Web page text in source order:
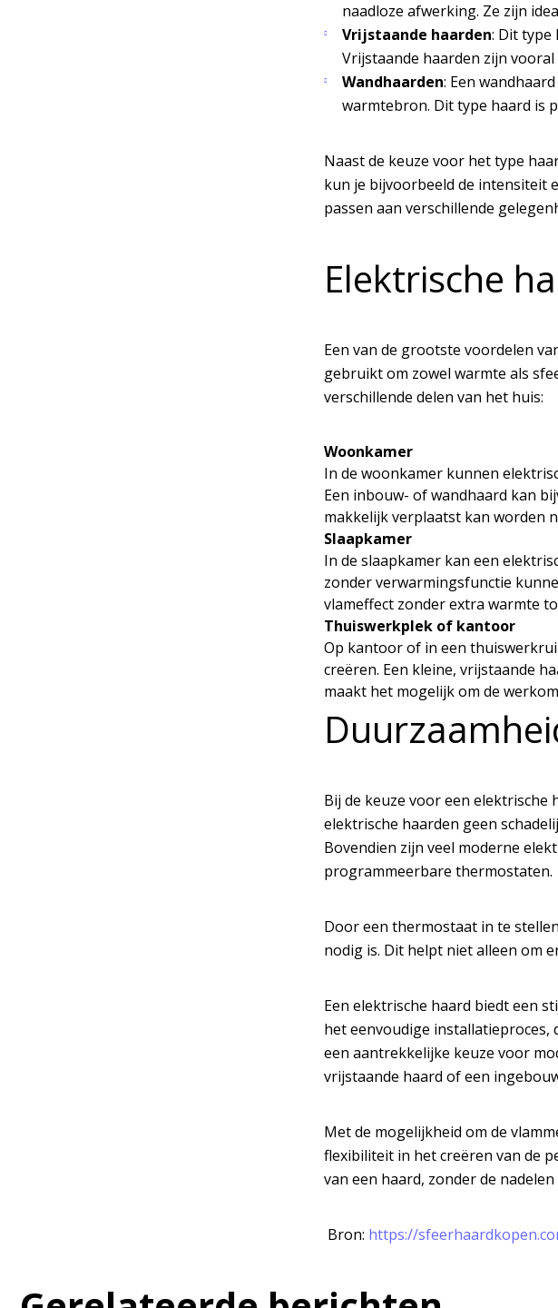
naadloze afwerking. Ze zijn
Vrijstaande haarden: Dit type
Vrijstaande haarden zijn
Wandhaarden: Een
warmtebron. Dit type haard is
Naast de keuze voor het type
kun je bijvoorbeeld de intensiteit
passen aan verschillende
Elektrische
Een van de grootste voordelen
gebruikt om zowel warmte als
verschillende delen van het huis:
Woonkamer
In de woonkamer kunnen
Een inbouw- of wandhaard kan
makkelijk verplaatst kan worden
Slaapkamer
In de slaapkamer kan een
zonder verwarmingsfunctie
vlameffect zonder extra warmte
Thuiswerkplek of kantoor
Op kantoor of in een
creëren. Een kleine, vrijstaande
maakt het mogelijk om de
Bij de keuze voor een
elektrische haarden geen
Bovendien zijn veel moderne
programmeerbare thermostaten.
Door een thermostaat in te
nodig is. Dit helpt niet alleen om
Een elektrische haard biedt een
het eenvoudige installatieproces,
een aantrekkelijke keuze voor
vrijstaande haard of een
Met de mogelijkheid om de
flexibiliteit in het creëren van de
van een haard, zonder de
Bron: https://